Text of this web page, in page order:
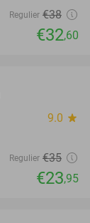
Regulier €38
€32,60
9.0 star
Regulier €35
€23,95